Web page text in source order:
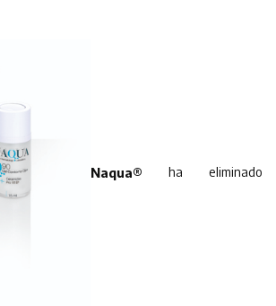
Naqua® ha eliminado